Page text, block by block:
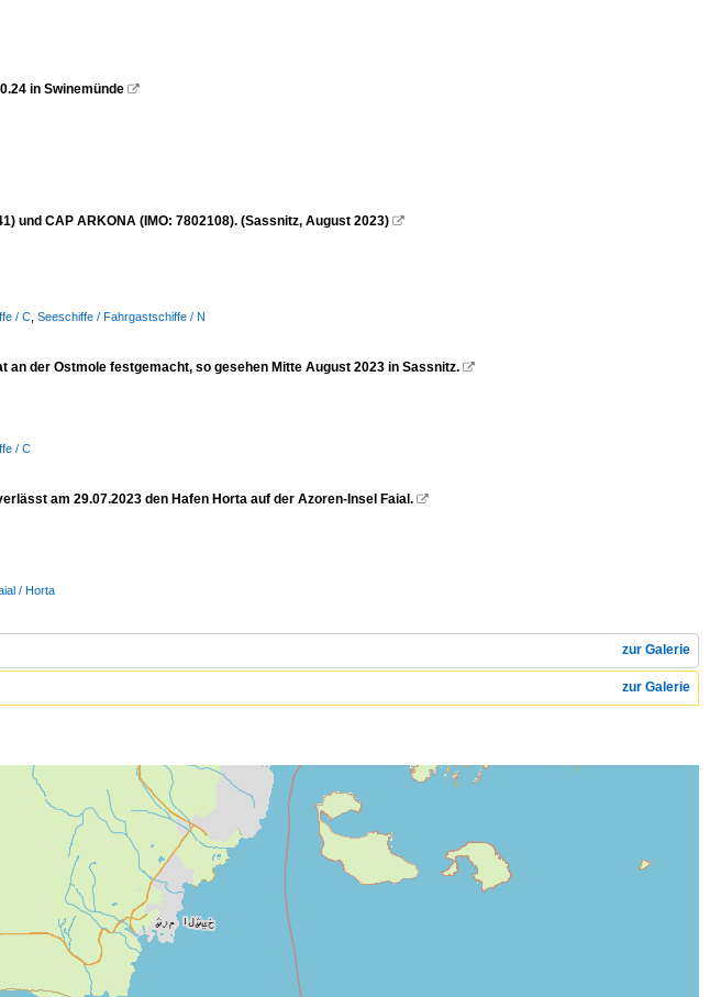
in Swinemünde 
und CAP ARKONA (IMO: 7802108). (Sassnitz, August 2023) 
/ C Seeschiffe / Fahrgastschiffe / N
an der Ostmole festgemacht, so gesehen Mitte August 2023 in Sassnitz. 
/ C
am 29.07.2023 den Hafen Horta auf der Azoren-Insel Faial. 
/ Horta
zur Galerie
zur Galerie